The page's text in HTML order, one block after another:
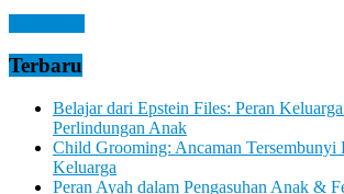
Terbaru
Belajar dari Epstein Files: Peran
Perlindungan Anak
Child Grooming: Ancaman Tersembunyi
Keluarga
Peran Ayah dalam Pengasuhan Anak &